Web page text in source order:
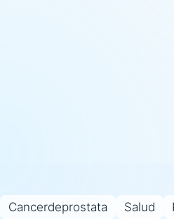
Cancerdeprostata Salud